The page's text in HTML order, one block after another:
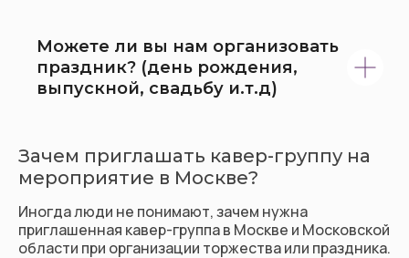
Можете ли вы нам организовать
праздник? (день рождения,
выпускной, свадьбу и.т.д)
Зачем приглашать кавер-группу на
мероприятие в Москве?
Иногда люди не понимают, зачем нужна
приглашенная кавер-группа в Москве и Московской
области при организации торжества или праздника.